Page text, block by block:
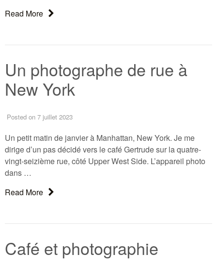
Read More About: Photographe ou la vie d’esthète
Un photographe de rue à
New York
Posted on 7 juillet 2023
Un petit matin de janvier à Manhattan, New York. Je me
dirige d’un pas décidé vers le café Gertrude sur la quatre-
vingt-seizième rue, côté Upper West Side. L’appareil photo
dans …
Read More About: Un photographe de rue à New York
Café et photographie